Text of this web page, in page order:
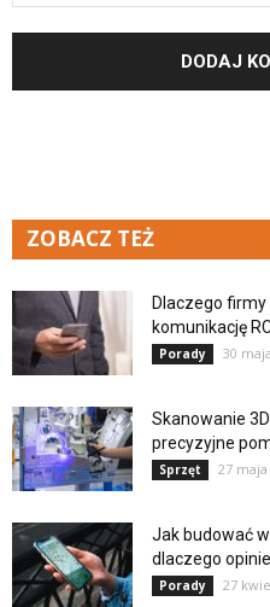
ZOBACZ TEŻ
Dlaczego
komunikację
Porady 30
Skanowanie
precyzyjne
Sprzęt 27 maja
Jak budować
dlaczego opinie
Porady 27